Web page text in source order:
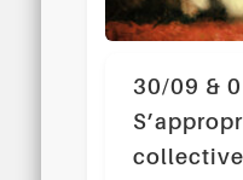
30/09 &